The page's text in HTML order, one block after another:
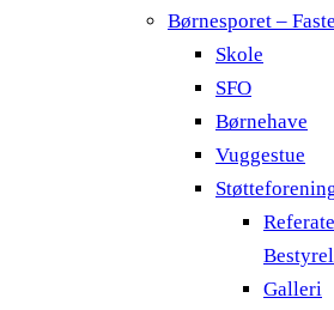
Børnesporet –
Skole
SFO
Børnehave
Vuggestue
Galleri